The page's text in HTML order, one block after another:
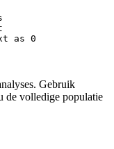
as 0
Gebruik
de volledige populatie